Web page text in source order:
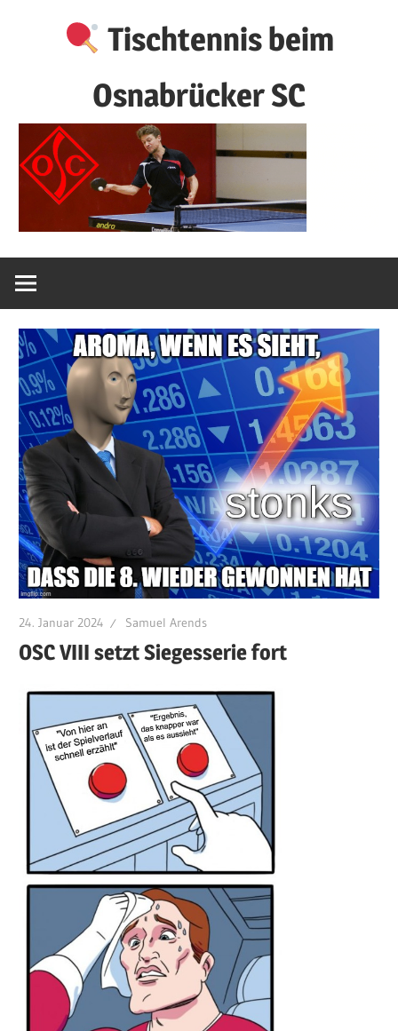
Tischtennis beim
Osnabrücker SC
24. Januar 2024 Samuel Arends
OSC VIII setzt Siegesserie fort